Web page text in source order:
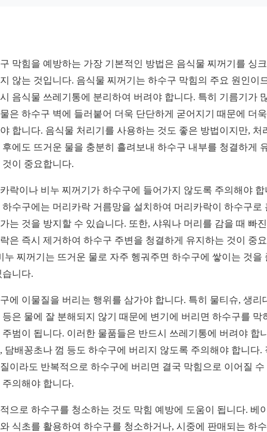
막힘을 예방하는 가장 기본적인 방법은 음식물 찌꺼기를 싱
않는 것입니다. 음식물 찌꺼기는 하수구 막힘의 주요 원인이
음식물 쓰레기통에 분리하여 버려야 합니다. 특히 기름기가
은 하수구 벽에 들러붙어 더욱 단단하게 굳어지기 때문에 더
합니다. 음식물 처리기를 사용하는 것도 좋은 방법이지만, 처
후에도 뜨거운 물을 충분히 흘려보내 하수구 내부를 청결하게
것이 중요합니다.
락이나 비누 찌꺼기가 하수구에 들어가지 않도록 주의해야 합
하수구에는 머리카락 거름망을 설치하여 머리카락이 하수구로
는 것을 방지할 수 있습니다. 또한, 샤워나 머리를 감을 때 빠
은 즉시 제거하여 하수구 주변을 청결하게 유지하는 것이 중
누 찌꺼기는 뜨거운 물로 자주 헹궈주면 하수구에 쌓이는 것을
습니다.
에 이물질을 버리는 행위를 삼가야 합니다. 특히 물티슈, 생리
등은 물에 잘 분해되지 않기 때문에 변기에 버리면 하수구를 막
주범이 됩니다. 이러한 물품들은 반드시 쓰레기통에 버려야 합
담배꽁초나 껌 등도 하수구에 버리지 않도록 주의해야 합니다.
이라도 반복적으로 하수구에 버리면 결국 막힘으로 이어질 수
주의해야 합니다.
으로 하수구를 청소하는 것도 막힘 예방에 도움이 됩니다. 베
식초를 활용하여 하수구를 청소하거나, 시중에 판매되는 하